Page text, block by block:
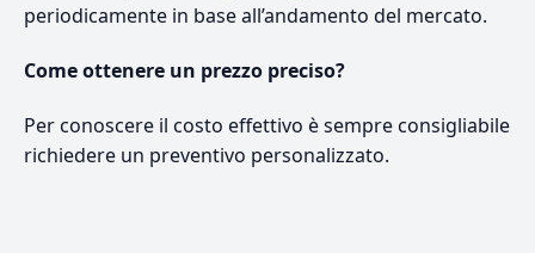
periodicamente in base all’andamento del mercato.
Come ottenere un prezzo preciso?
Per conoscere il costo effettivo è sempre consigliabile
richiedere un preventivo personalizzato.